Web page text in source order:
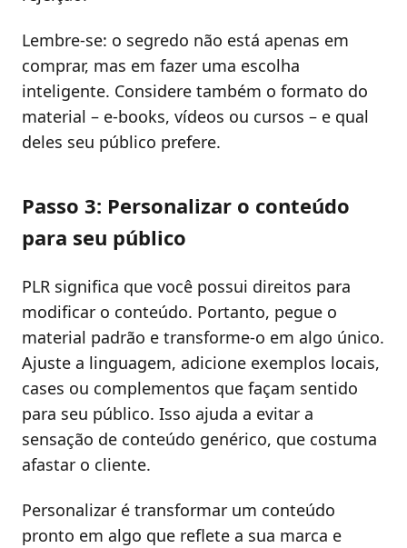
Lembre-se: o segredo não está apenas em
comprar, mas em fazer uma escolha
inteligente. Considere também o formato do
material – e-books, vídeos ou cursos – e qual
deles seu público prefere.
Passo 3: Personalizar o conteúdo
para seu público
PLR significa que você possui direitos para
modificar o conteúdo. Portanto, pegue o
material padrão e transforme-o em algo único.
Ajuste a linguagem, adicione exemplos locais,
cases ou complementos que façam sentido
para seu público. Isso ajuda a evitar a
sensação de conteúdo genérico, que costuma
afastar o cliente.
Personalizar é transformar um conteúdo
pronto em algo que reflete a sua marca e